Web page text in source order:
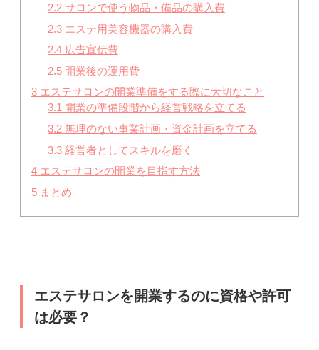
2.2サロンで使う物品・備品の購入費
2.3エステ用美容機器の購入費
2.4広告宣伝費
2.5開業後の運用費
3 エステサロンの開業準備をする際に大切なこと
3.1 開業の準備段階から経営戦略を立てる
3.2無理のない事業計画・資金計画を立てる
3.3経営者としてスキルを磨く
4 エステサロンの開業を目指す方法
5 まとめ
エステサロンを開業するのに資格や許可
は必要？